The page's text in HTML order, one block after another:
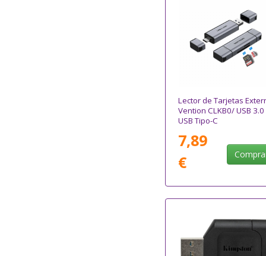
Lector de Tarjetas
Vention CLKB0/ USB 3.0
USB Tipo-C
7,89
€